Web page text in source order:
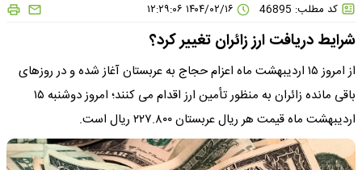
کد مطلب: 46895
شرایط دریافت ارز زائران تغییر کرد؟
از امروز ۱۵ اردیبهشت ماه اعزام حجاج به عربستان آغاز شده و در روزهای
باقی مانده زائران به منظور تأمین ارز اقدام می کنند؛ امروز دوشنبه ۱۵
اردیبهشت ماه قیمت هر ریال عربستان ۲۲۷.۸۰۰ ریال است.